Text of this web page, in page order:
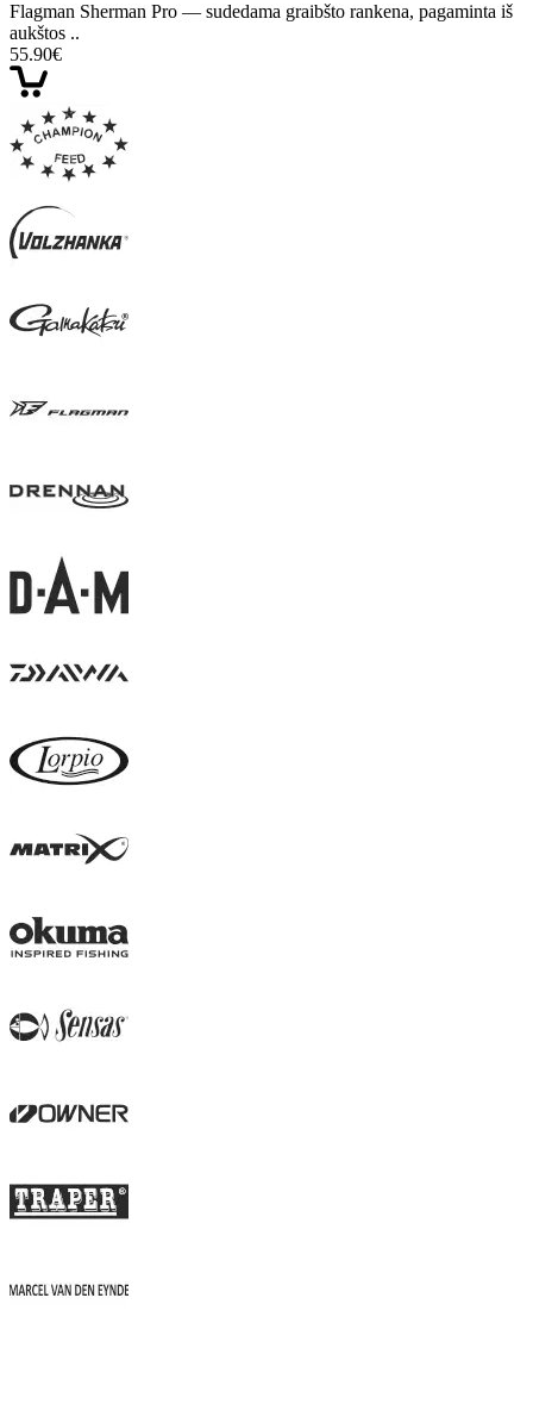
Flagman Sherman Pro — sudedama graibšto rankena, pagaminta iš
aukštos ..
55.90€